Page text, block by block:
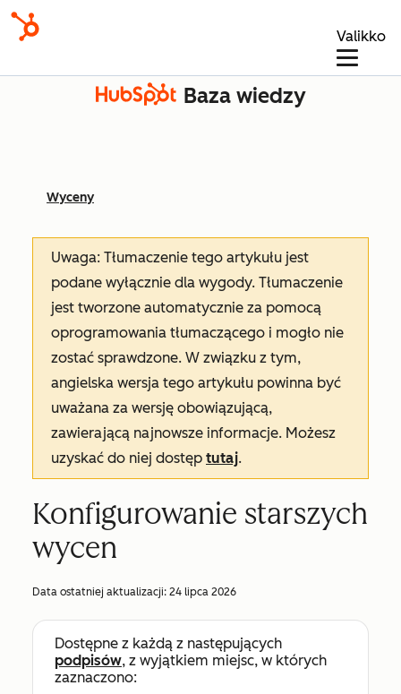
Valikko
Baza wiedzy
Wyceny
Uwaga: Tłumaczenie tego artykułu jest
podane wyłącznie dla wygody. Tłumaczenie
jest tworzone automatycznie za pomocą
oprogramowania tłumaczącego i mogło nie
zostać sprawdzone. W związku z tym,
angielska wersja tego artykułu powinna być
uważana za wersję obowiązującą,
zawierającą najnowsze informacje. Możesz
uzyskać do niej dostęp tutaj.
Konfigurowanie starszych
wycen
Data ostatniej aktualizacji: 24 lipca 2026
Dostępne z każdą z następujących
podpisów, z wyjątkiem miejsc, w których
zaznaczono: